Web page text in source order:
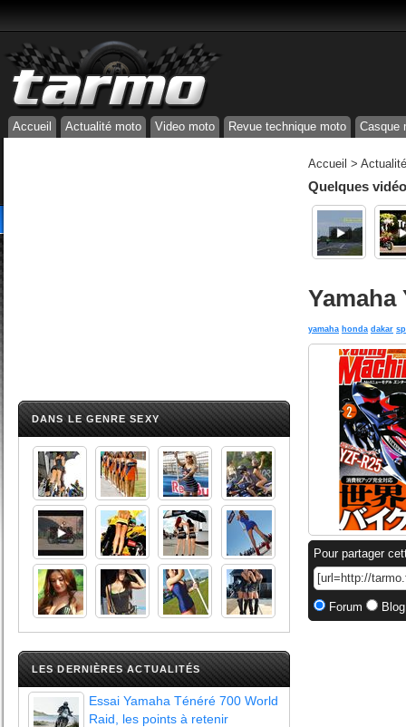
Accueil Actualité moto Video moto Revue technique moto Casque
DANS LE GENRE SEXY
LES DERNIÈRES ACTUALITÉS
Essai Yamaha Ténéré 700 World
Raid, les points à retenir
Accueil >
Quelques
Yamaha
yamaha honda dakar
Pour partager
Forum